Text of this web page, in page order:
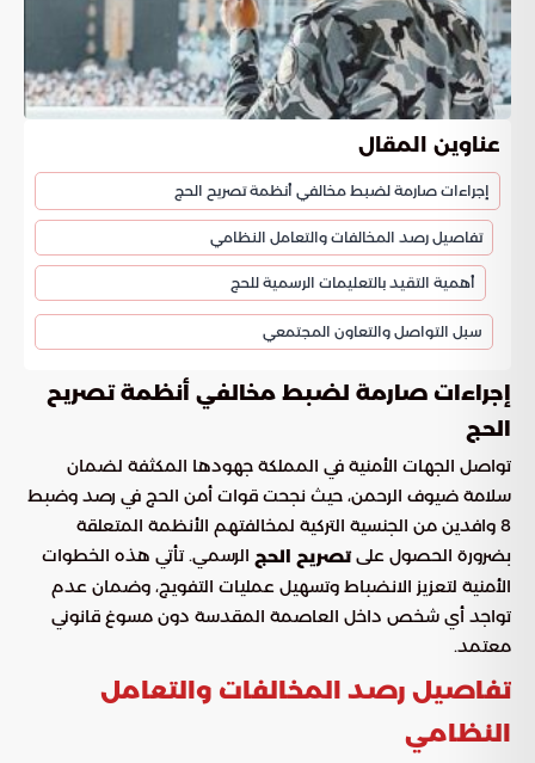
عناوين المقال
إجراءات صارمة لضبط مخالفي أنظمة تصريح الحج
تفاصيل رصد المخالفات والتعامل النظامي
أهمية التقيد بالتعليمات الرسمية للحج
سبل التواصل والتعاون المجتمعي
إجراءات صارمة لضبط مخالفي أنظمة تصريح
الحج
تواصل الجهات الأمنية في المملكة جهودها المكثفة لضمان
سلامة ضيوف الرحمن، حيث نجحت قوات أمن الحج في رصد وضبط
8 وافدين من الجنسية التركية لمخالفتهم الأنظمة المتعلقة
بضرورة الحصول علىتصريح الحج الرسمي. تأتي هذه الخطوات
الأمنية لتعزيز الانضباط وتسهيل عمليات التفويج، وضمان عدم
تواجد أي شخص داخل العاصمة المقدسة دون مسوغ قانوني
معتمد.
تفاصيل رصد المخالفات والتعامل
النظامي